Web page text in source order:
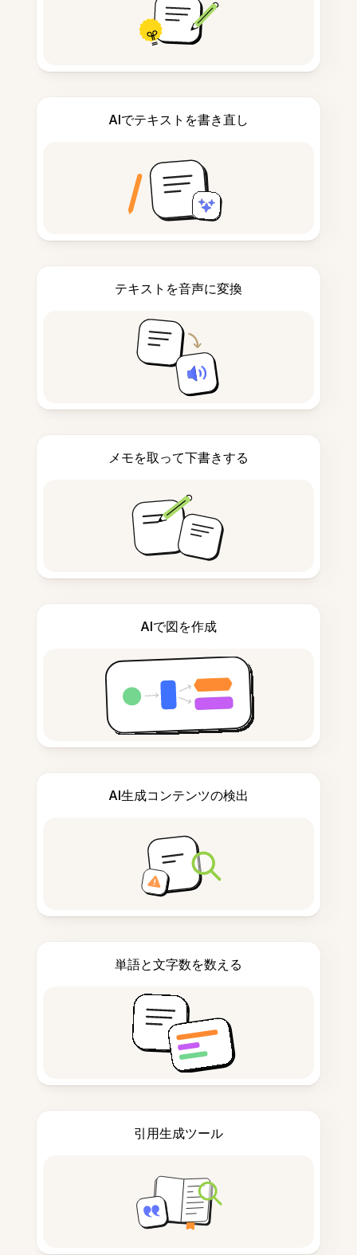
AIでテキストを書き直し
テキストを音声に変換
メモを取って下書きする
AIで図を作成
AI生成コンテンツの検出
単語と文字数を数える
引用生成ツール